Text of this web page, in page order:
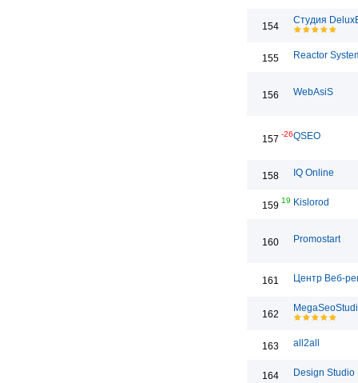
154
Студия
155 Reactor
156 WebAsiS
157 -26QSEO
158 IQ Online
159 19 Kislorod
160 Promostart
161 Центр Веб-
162
163 all2all
164 Design Studio